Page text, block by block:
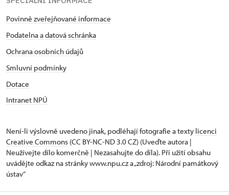
Povinně zveřejňované informace
Podatelna a datová schránka
Ochrana osobních údajů
Smluvní podmínky
Dotace
Intranet NPÚ
Není-li výslovně uvedeno jinak, podléhají fotografie a texty licenci
Creative Commons (CC BY-NC-ND 3.0 CZ) (Uveďte autora |
Neužívejte dílo komerčně | Nezasahujte do díla). Při užití obsahu
uvádějte odkaz na stránky www.npu.cz a „zdroj: Národní památkový
ústav“